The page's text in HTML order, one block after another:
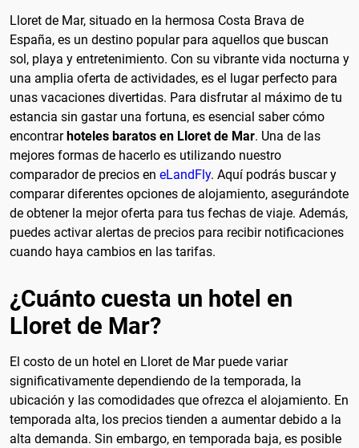
Lloret de Mar, situado en la hermosa Costa Brava de
España, es un destino popular para aquellos que buscan
sol, playa y entretenimiento. Con su vibrante vida nocturna y
una amplia oferta de actividades, es el lugar perfecto para
unas vacaciones divertidas. Para disfrutar al máximo de tu
estancia sin gastar una fortuna, es esencial saber cómo
encontrar hoteles baratos en Lloret de Mar. Una de las
mejores formas de hacerlo es utilizando nuestro
comparador de precios en eLandFly. Aquí podrás buscar y
comparar diferentes opciones de alojamiento, asegurándote
de obtener la mejor oferta para tus fechas de viaje. Además,
puedes activar alertas de precios para recibir notificaciones
cuando haya cambios en las tarifas.
¿Cuánto cuesta un hotel en
Lloret de Mar?
El costo de un hotel en Lloret de Mar puede variar
significativamente dependiendo de la temporada, la
ubicación y las comodidades que ofrezca el alojamiento. En
temporada alta, los precios tienden a aumentar debido a la
alta demanda. Sin embargo, en temporada baja, es posible